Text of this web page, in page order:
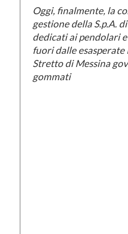
Oggi, finalmente, la
gestione della S.p.A.
dedicati ai pendolari
fuori dalle
Stretto di Messina
gommati